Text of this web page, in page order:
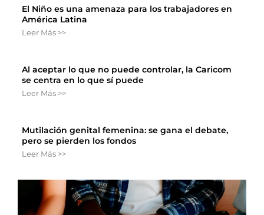
El Niño es una amenaza para los trabajadores en
América Latina
Leer Más >>
Al aceptar lo que no puede controlar, la Caricom
se centra en lo que sí puede
Leer Más >>
Mutilación genital femenina: se gana el debate,
pero se pierden los fondos
Leer Más >>